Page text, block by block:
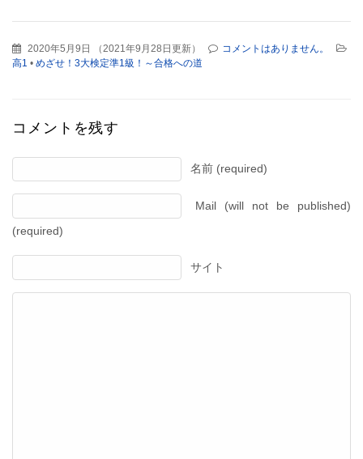
2020年5月9日 （2021年9月28日更新）
コメントはありません。
高1 • めざせ！3大検定準1級！～合格への道
コメントを残す
名前 (required)
Mail (will not be published)
(required)
サイト